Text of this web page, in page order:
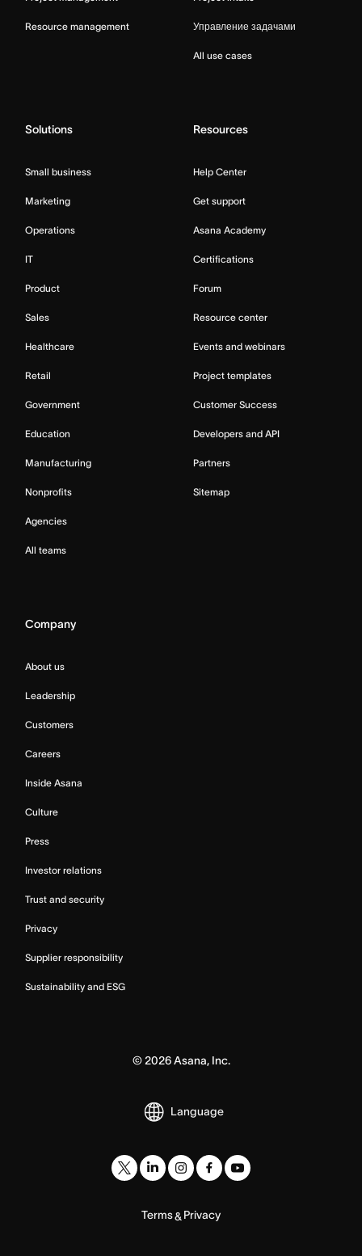
Resource management Управление задачами
All use cases
Solutions
Small business
Marketing
Operations
IT
Product
Sales
Healthcare
Retail
Government
Education
Manufacturing
Nonprofits
Agencies
All teams
Resources
Help Center
Get support
Asana Academy
Certifications
Forum
Resource center
Events and webinars
Project templates
Customer Success
Developers and API
Partners
Sitemap
Company
About us
Leadership
Customers
Careers
Inside Asana
Culture
Press
Investor relations
Trust and security
Privacy
Supplier responsibility
Sustainability and ESG
©2026Asana, Inc.
Language
Terms&Privacy